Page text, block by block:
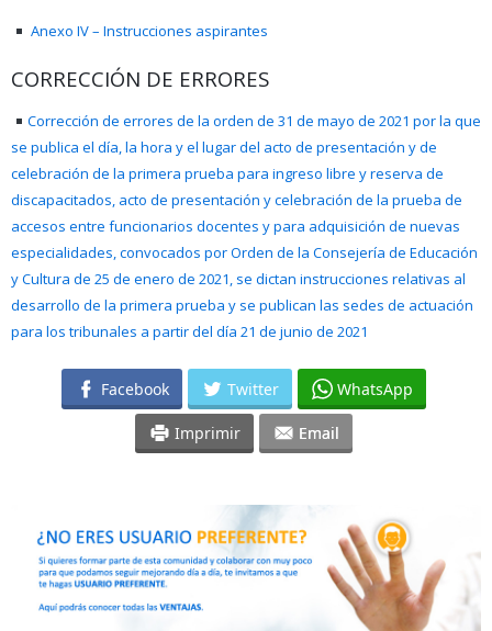
Anexo IV – Instrucciones aspirantes
CORRECCIÓN DE ERRORES
Corrección de errores de la orden de 31 de mayo de 2021 por la que
se publica el día, la hora y el lugar del acto de presentación y de
celebración de la primera prueba para ingreso libre y reserva de
discapacitados, acto de presentación y celebración de la prueba de
accesos entre funcionarios docentes y para adquisición de nuevas
especialidades, convocados por Orden de la Consejería de Educación
y Cultura de 25 de enero de 2021, se dictan instrucciones relativas al
desarrollo de la primera prueba y se publican las sedes de actuación
para los tribunales a partir del día 21 de junio de 2021
Facebook Twitter WhatsApp
Imprimir Email